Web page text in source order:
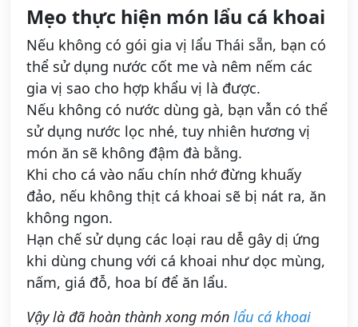
Mẹo thực hiện món lẩu cá khoai
Nếu không có gói gia vị lẩu Thái sẵn, bạn có
thể sử dụng nước cốt me và nêm nếm các
gia vị sao cho hợp khẩu vị là được.
Nếu không có nước dùng gà, bạn vẫn có thể
sử dụng nước lọc nhé, tuy nhiên hương vị
món ăn sẽ không đậm đà bằng.
Khi cho cá vào nấu chín nhớ đừng khuấy
đảo, nếu không thịt cá khoai sẽ bị nát ra, ăn
không ngon.
Hạn chế sử dụng các loại rau dễ gây dị ứng
khi dùng chung với cá khoai như dọc mùng,
nấm, giá đỗ, hoa bí để ăn lẩu.
Vậy là đã hoàn thành xong món lẩu cá khoai